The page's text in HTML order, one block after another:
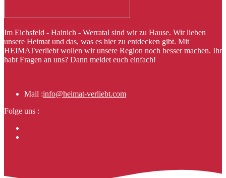
Im Eichsfeld - Hainich - Werratal sind wir zu Hause. Wir lieben
unsere Heimat und das, was es hier zu entdecken gibt. Mit
HEIMATverliebt wollen wir unsere Region noch besser machen. Ihr
habt Fragen an uns? Dann meldet euch einfach!
Mail :info@heimat-verliebt.com
Folge uns :